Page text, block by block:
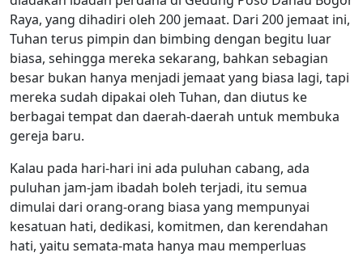
Raya, yang dihadiri oleh 200 jemaat. Dari 200 jemaat ini,
Tuhan terus pimpin dan bimbing dengan begitu luar
biasa, sehingga mereka sekarang, bahkan sebagian
besar bukan hanya menjadi jemaat yang biasa lagi, tapi
mereka sudah dipakai oleh Tuhan, dan diutus ke
berbagai tempat dan daerah-daerah untuk membuka
gereja baru.
Kalau pada hari-hari ini ada puluhan cabang, ada
puluhan jam-jam ibadah boleh terjadi, itu semua
dimulai dari orang-orang biasa yang mempunyai
kesatuan hati, dedikasi, komitmen, dan kerendahan
hati, yaitu semata-mata hanya mau memperluas